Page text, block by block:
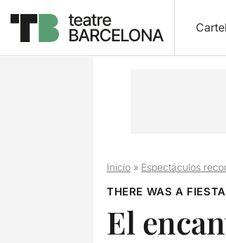
Inicio» Espectáculos
THERE WAS A
El